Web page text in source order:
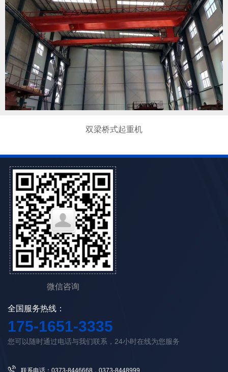
YZ320t铸造起重机
微信咨询
全国服务热线：
175-1651-3335
您可以随时通过电话与我们联系，24小时在线为您服务
联系电话：0373-8446668，0373-8448999